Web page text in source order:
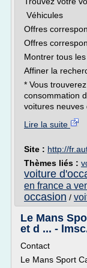
Véhicules
Offres
Offres
Montrer tous
Affiner la
* Vous
consommation
voitures neuves
Lire la suite
Site : http://
Thèmes liés :
voiture
en france a
occasion /
Le Mans
et d ... -
Contact
Le Mans Sport